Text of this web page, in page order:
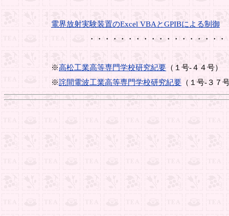
電界放射実験装置のExcel VBAとGPIBによる制御
・・・・・・・・・・・・・・・・・
※高松工業高等専門学校研究紀要 （１号-４４号）
※詫間電波工業高等専門学校研究紀要 （１号-３７